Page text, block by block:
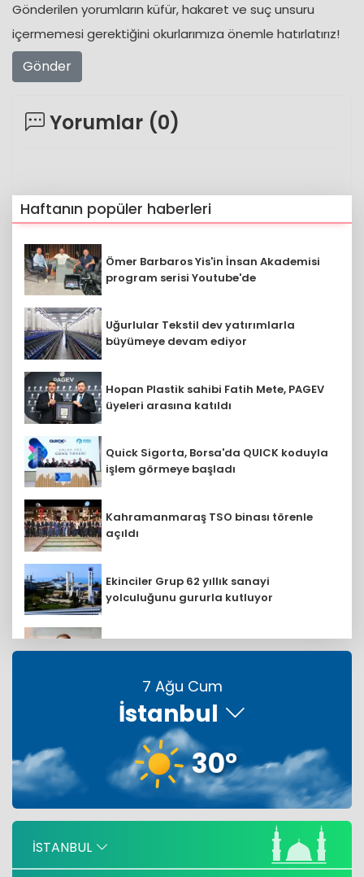
Gönderilen yorumların küfür, hakaret ve suç unsuru
içermemesi gerektiğini okurlarımıza önemle hatırlatırız!
Gönder
Yorumlar (0)
Haftanın popüler haberleri
Ömer Barbaros Yis'in İnsan Akademisi
program serisi Youtube'de
Uğurlular Tekstil dev yatırımlarla
büyümeye devam ediyor
Hopan Plastik sahibi Fatih Mete, PAGEV
üyeleri arasına katıldı
Quick Sigorta, Borsa'da QUICK koduyla
işlem görmeye başladı
Kahramanmaraş TSO binası törenle
açıldı
Ekinciler Grup 62 yıllık sanayi
yolculuğunu gururla kutluyor
E-Kolay İhracat Platformu E-KİP'e ödül
Sosyal medya zirvesinde Aselsan ilk
sırada
7 Ağu Cum
İstanbul
30°
İSTANBUL